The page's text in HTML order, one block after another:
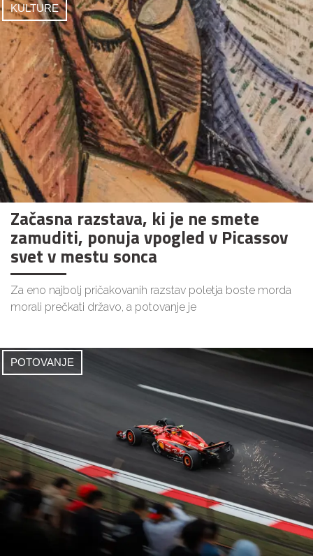
KULTURE
Začasna razstava, ki je ne smete
zamuditi, ponuja vpogled v Picassov
svet v mestu sonca
Za eno najbolj pričakovanih razstav poletja boste morda
morali prečkati državo, a potovanje je
POTOVANJE